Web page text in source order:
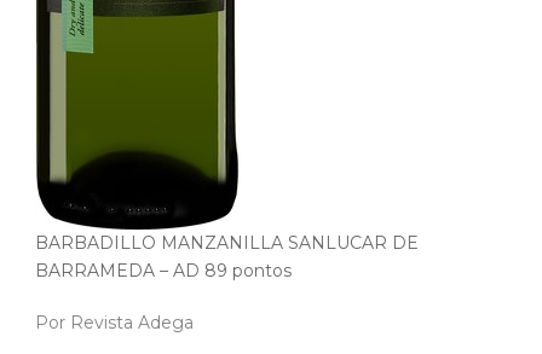
BARBADILLO MANZANILLA SANLUCAR DE
BARRAMEDA – AD 89 pontos
Por Revista Adega